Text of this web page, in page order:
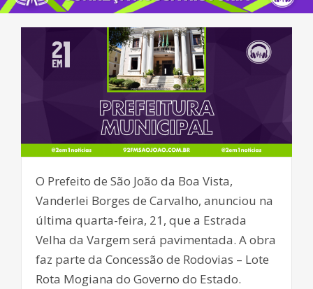
O Prefeito de São João da Boa Vista,
Vanderlei Borges de Carvalho, anunciou na
última quarta-feira, 21, que a Estrada
Velha da Vargem será pavimentada. A obra
faz parte da Concessão de Rodovias – Lote
Rota Mogiana do Governo do Estado.